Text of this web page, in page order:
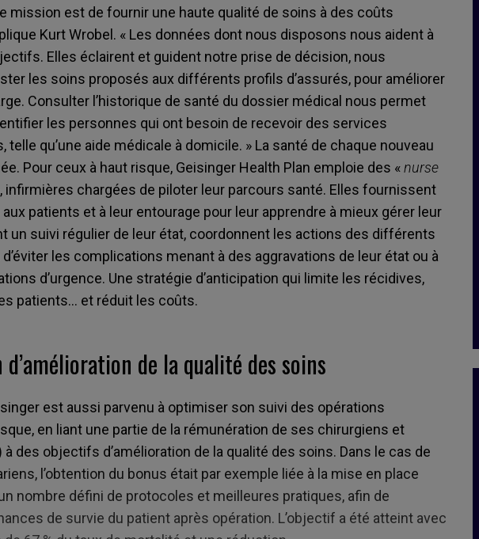
mission est de fournir une haute qualité de soins à des coûts
Kurt Wrobel. « Les données dont nous disposons nous aident à
Elles éclairent et guident notre prise de décision, nous
les soins proposés aux différents profils d’assurés, pour améliorer
Consulter l’historique de santé du dossier médical nous permet
les personnes qui ont besoin de recevoir des services
telle qu’une aide médicale à domicile. » La santé de chaque nouveau
Pour ceux à haut risque, Geisinger Health Plan emploie des «nurse
infirmières chargées de piloter leur parcours santé. Elles fournissent
patients et à leur entourage pour leur apprendre à mieux gérer leur
un suivi régulier de leur état, coordonnent les actions des différents
les complications menant à des aggravations de leur état ou à
d’urgence. Une stratégie d’anticipation qui limite les récidives,
patients… et réduit les coûts.
de la qualité des soins
est aussi parvenu à optimiser son suivi des opérations
en liant une partie de la rémunération de ses chirurgiens et
à des objectifs d’amélioration de la qualité des soins. Dans le cas de
l’obtention du bonus était par exemple liée à la mise en place
nombre défini de protocoles et meilleures pratiques, afin de
de survie du patient après opération. L’objectif a été atteint avec